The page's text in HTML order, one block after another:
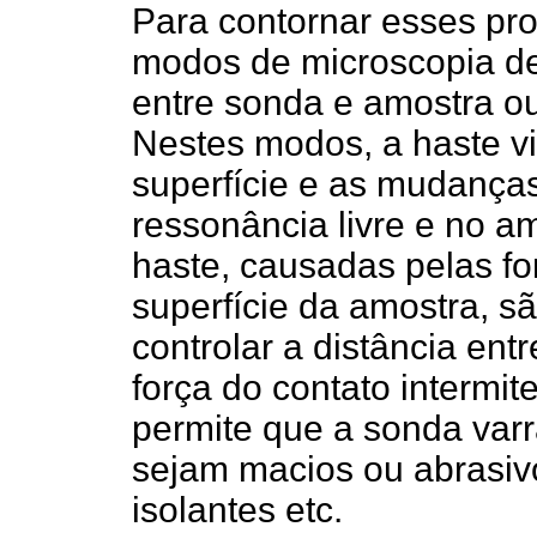
Para contornar esses
modos de microscopia
entre sonda e amostra
Nestes modos, a haste
superfície e as
ressonância livre e no
haste, causadas pelas
superfície da amostra,
controlar a distância
força do contato
permite que a sonda
sejam macios ou
isolantes etc.